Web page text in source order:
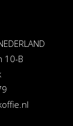
10-B